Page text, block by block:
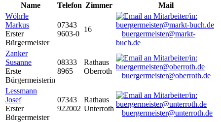
Name
Telefon Zimmer
Mail
Wöhrle
Markus
Erster
Bürgermeister
07343
9603-0
16
buergermeister@markt-
buch.de
Zanker
Susanne
Erste
Bürgermeisterin
08333
8965
Rathaus
Oberroth
buergermeister@oberroth.de
Lessmann
Josef
Erster
Bürgermeister
07343
922002
Rathaus
Unterroth
buergermeister@unterroth.de